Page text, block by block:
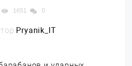
1651 0
Pryanik_IT